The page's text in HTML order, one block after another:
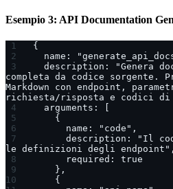
Esempio 3: API Documentation
{
name:
description: "Genera
completa da codice sorgente.
Markdown con endpoint,
richiesta/risposta e codici
  arguments: [
    {
      name: "code",
description: "Il
le definizioni degli endpoint",
      required: true
    },
    {